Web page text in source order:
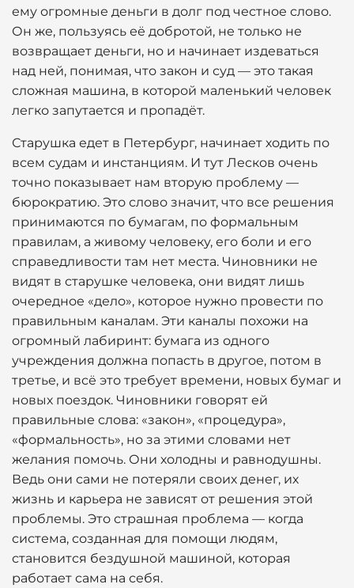
ему огромные деньги в долг под честное слово.
Он же, пользуясь её добротой, не только не
возвращает деньги, но и начинает издеваться
над ней, понимая, что закон и суд — это такая
сложная машина, в которой маленький человек
легко запутается и пропадёт.
Старушка едет в Петербург, начинает ходить по
всем судам и инстанциям. И тут Лесков очень
точно показывает нам вторую проблему —
бюрократию. Это слово значит, что все решения
принимаются по бумагам, по формальным
правилам, а живому человеку, его боли и его
справедливости там нет места. Чиновники не
видят в старушке человека, они видят лишь
очередное «дело», которое нужно провести по
правильным каналам. Эти каналы похожи на
огромный лабиринт: бумага из одного
учреждения должна попасть в другое, потом в
третье, и всё это требует времени, новых бумаг и
новых поездок. Чиновники говорят ей
правильные слова: «закон», «процедура»,
«формальность», но за этими словами нет
желания помочь. Они холодны и равнодушны.
Ведь они сами не потеряли своих денег, их
жизнь и карьера не зависят от решения этой
проблемы. Это страшная проблема — когда
система, созданная для помощи людям,
становится бездушной машиной, которая
работает сама на себя.